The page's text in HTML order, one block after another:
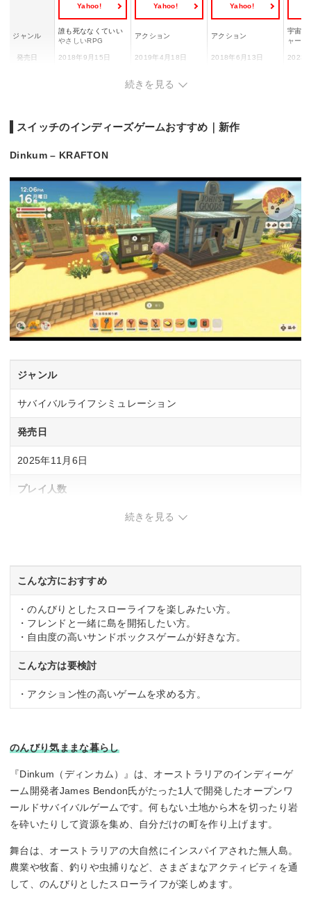
Yahoo! Yahoo! Yahoo!
ジャンル
誰も死ななくていい
やさしいRPG
アクション アクション
宇宙探
ャー
発売日 2018年9月15日 2019年4月18日 2018年6月13日 2023
CERO「A」全年齢
続きを見る
スイッチのインディーズゲームおすすめ｜新作
Dinkum – KRAFTON
ジャンル
サバイバルライフシミュレーション
発売日
2025年11月6日
プレイ人数
CERO「A」全年齢対象
続きを見る
こんな方におすすめ
・のんびりとしたスローライフを楽しみたい方。
・フレンドと一緒に島を開拓したい方。
・自由度の高いサンドボックスゲームが好きな方。
こんな方は要検討
・アクション性の高いゲームを求める方。
のんびり気ままな暮らし
『Dinkum（ディンカム）』は、オーストラリアのインディーゲ
ーム開発者James Bendon氏がたった1人で開発したオープンワ
ールドサバイバルゲームです。何もない土地から木を切ったり岩
を砕いたりして資源を集め、自分だけの町を作り上げます。
舞台は、オーストラリアの大自然にインスパイアされた無人島。
農業や牧畜、釣りや虫捕りなど、さまざまなアクティビティを通
して、のんびりとしたスローライフが楽しめます。